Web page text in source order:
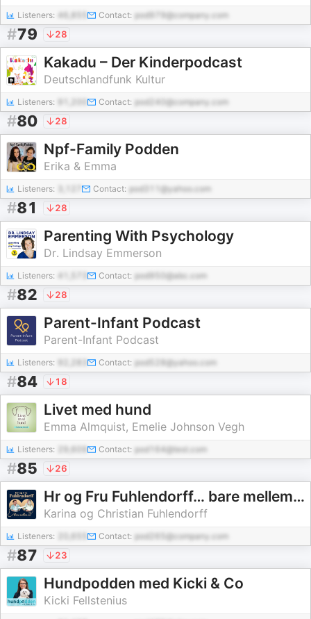
Listeners: 46,855 Contact: pod979@company.com
#79 28
Kakadu – Der Kinderpodcast
Deutschlandfunk Kultur
Listeners: Contact: pod240@company.com
#80 28
Npf-Family Podden
Erika & Emma
Listeners: Contact: pod311@yahoo.com
#81 28
Parenting With Psychology
Dr. Lindsay Emmerson
Listeners: Contact: pod950@abc.com
#82 28
Parent-Infant Podcast
Parent-Infant Podcast
Listeners: Contact: pod528@yahoo.com
#84 18
Livet med hund
Emma Almquist, Emelie Johnson Vegh
Listeners: Contact: pod164@test.com
#85 26
Hr og Fru Fuhlendorff… bare mellem os
Karina og Christian Fuhlendorff
Listeners: Contact: pod265@company.com
#87 23
Hundpodden med Kicki & Co
Kicki Fellstenius